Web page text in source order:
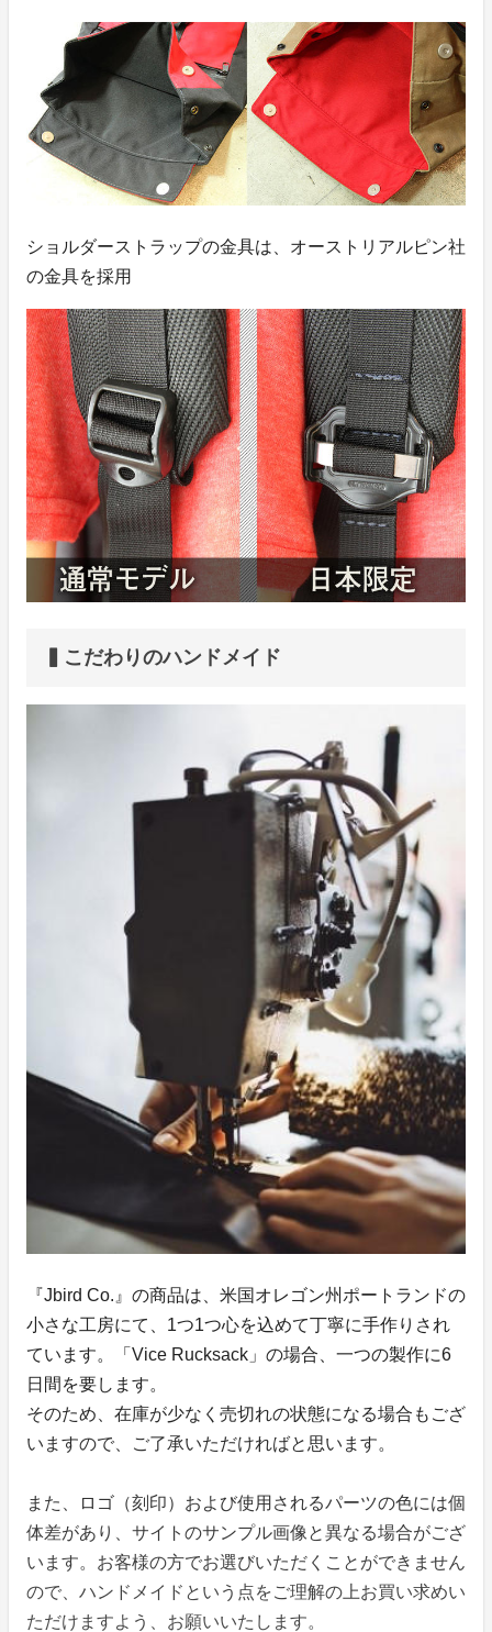
ショルダーストラップの金具は、オーストリアルピン社
の金具を採用
▍こだわりのハンドメイド
『Jbird Co.』の商品は、米国オレゴン州ポートランドの
小さな工房にて、1つ1つ心を込めて丁寧に手作りされ
ています。「Vice Rucksack」の場合、一つの製作に6
日間を要します。
そのため、在庫が少なく売切れの状態になる場合もござ
いますので、ご了承いただければと思います。
また、ロゴ（刻印）および使用されるパーツの色には個
体差があり、サイトのサンプル画像と異なる場合がござ
います。お客様の方でお選びいただくことができません
ので、ハンドメイドという点をご理解の上お買い求めい
ただけますよう、お願いいたします。